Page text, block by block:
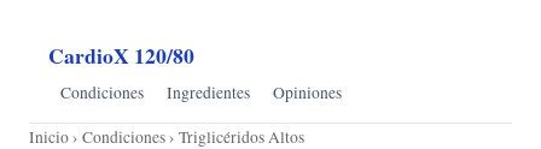
CardioX 120/80
Condiciones Ingredientes Opiniones
Inicio› Condiciones› Triglicéridos Altos